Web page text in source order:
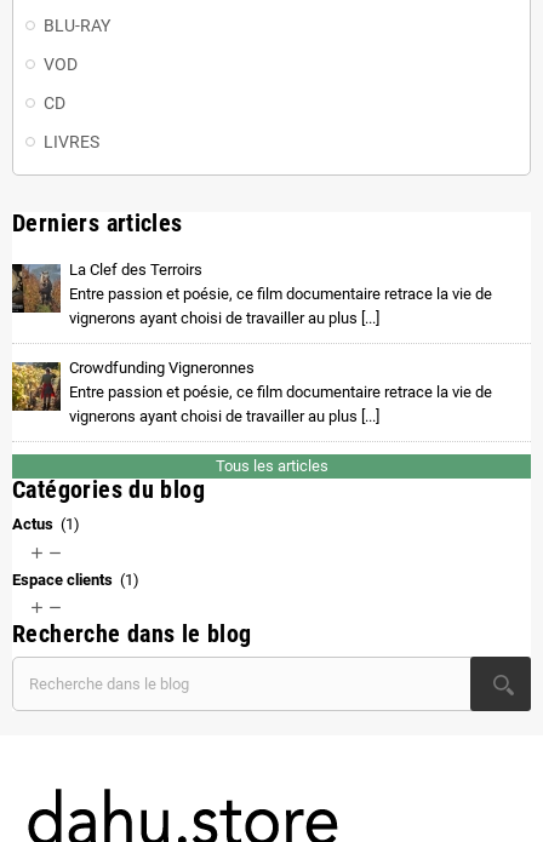
BLU-RAY
VOD
CD
LIVRES
Derniers articles
La Clef des Terroirs
Entre passion et poésie, ce film documentaire retrace la vie de
vignerons ayant choisi de travailler au plus [...]
Crowdfunding Vigneronnes
Entre passion et poésie, ce film documentaire retrace la vie de
vignerons ayant choisi de travailler au plus [...]
Tous les articles
Catégories du blog
Actus (1)
 
Espace clients (1)
 
Recherche dans le blog